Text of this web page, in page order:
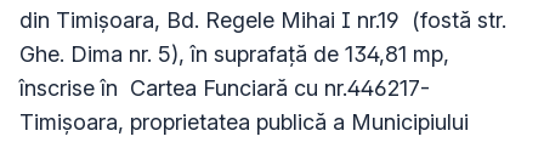
din Timișoara, Bd. Regele Mihai I nr.19 (fostă str.
Ghe. Dima nr. 5), în suprafață de 134,81 mp,
înscrise în Cartea Funciară cu nr.446217-
Timișoara, proprietatea publică a Municipiului